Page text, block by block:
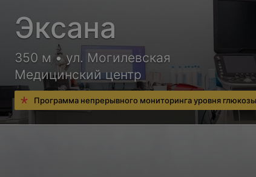
Эксана
350 м • ул. Могилевская
Медицинский центр
Программа непрерывного мониторинга уровня